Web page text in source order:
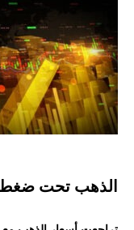
الذهب تحت ضغط